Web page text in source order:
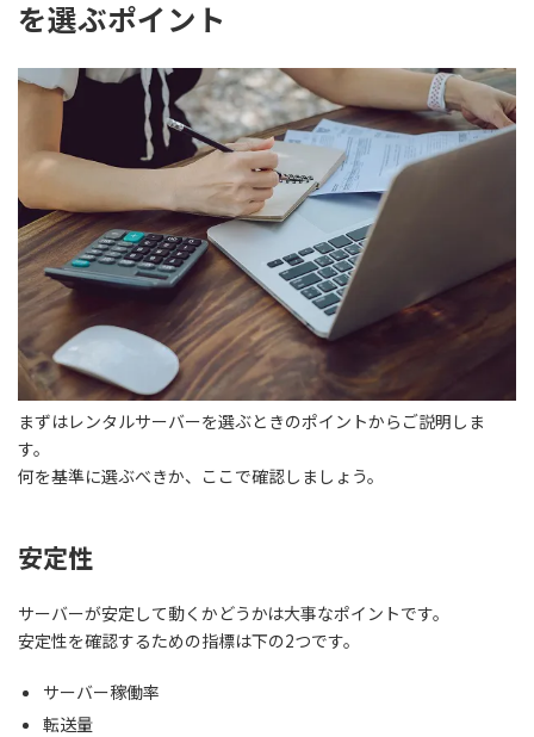
を選ぶポイント
まずはレンタルサーバーを選ぶときのポイントからご説明しま
す。
何を基準に選ぶべきか、ここで確認しましょう。
安定性
サーバーが安定して動くかどうかは大事なポイントです。
安定性を確認するための指標は下の2つです。
サーバー稼働率
転送量